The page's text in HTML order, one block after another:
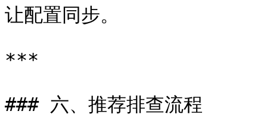
让配置同步。
***
### 六、推荐排查流程